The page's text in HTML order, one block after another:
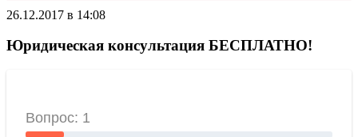
26.12.2017 в 14:08
Юридическая консультация БЕСПЛАТНО!